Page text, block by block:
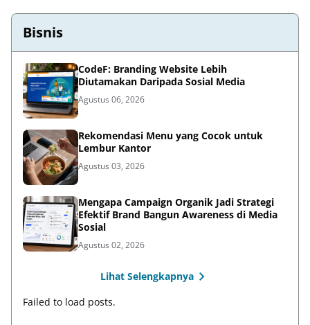
Bisnis
CodeF: Branding Website Lebih
Diutamakan Daripada Sosial Media
Agustus 06, 2026
Rekomendasi Menu yang Cocok untuk
Lembur Kantor
Agustus 03, 2026
Mengapa Campaign Organik Jadi Strategi
Efektif Brand Bangun Awareness di Media
Sosial
Agustus 02, 2026
Lihat Selengkapnya
Failed to load posts.